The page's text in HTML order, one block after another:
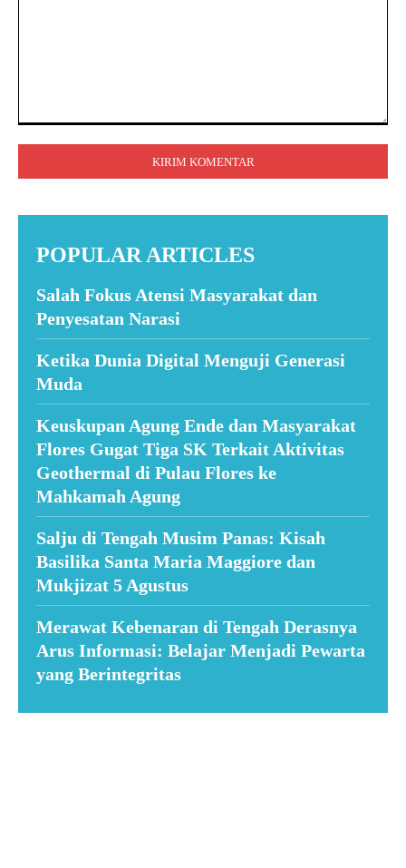
POPULAR ARTICLES
Salah Fokus Atensi Masyarakat dan
Penyesatan Narasi
Ketika Dunia Digital Menguji Generasi
Muda
Keuskupan Agung Ende dan Masyarakat
Flores Gugat Tiga SK Terkait Aktivitas
Geothermal di Pulau Flores ke
Mahkamah Agung
Salju di Tengah Musim Panas: Kisah
Basilika Santa Maria Maggiore dan
Mukjizat 5 Agustus
Merawat Kebenaran di Tengah Derasnya
Arus Informasi: Belajar Menjadi Pewarta
yang Berintegritas